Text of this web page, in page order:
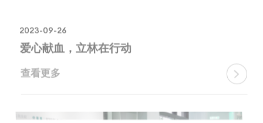
2023-09-26
爱心献血，立林在行动
查看更多 